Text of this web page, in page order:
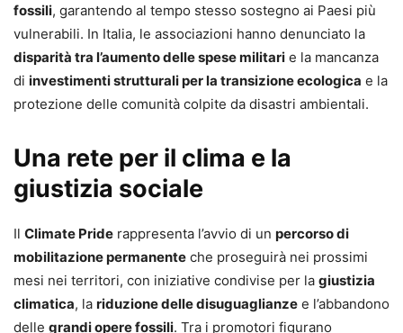
fossili, garantendo al tempo stesso sostegno ai Paesi più
vulnerabili. In Italia, le associazioni hanno denunciato la
disparità tra l’aumento delle spese militari e la mancanza
di investimenti strutturali per la transizione ecologica e la
protezione delle comunità colpite da disastri ambientali.
Una rete per il clima e la
giustizia sociale
Il Climate Pride rappresenta l’avvio di un percorso di
mobilitazione permanente che proseguirà nei prossimi
mesi nei territori, con iniziative condivise per la giustizia
climatica, la riduzione delle disuguaglianze e l’abbandono
delle grandi opere fossili. Tra i promotori figurano